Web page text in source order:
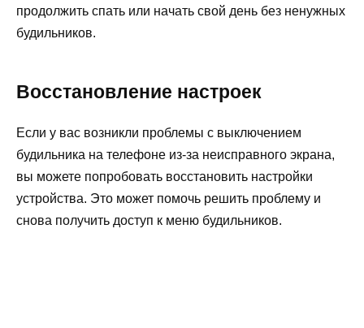
продолжить спать или начать свой день без ненужных
будильников.
Восстановление настроек
Если у вас возникли проблемы с выключением
будильника на телефоне из-за неисправного экрана,
вы можете попробовать восстановить настройки
устройства. Это может помочь решить проблему и
снова получить доступ к меню будильников.